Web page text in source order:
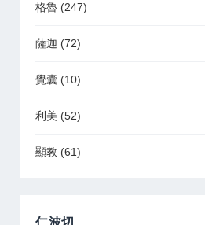
格魯 (247)
薩迦 (72)
覺囊 (10)
利美 (52)
顯教 (61)
仁波切